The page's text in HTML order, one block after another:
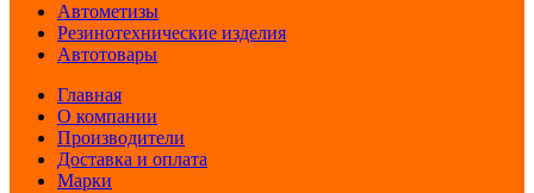
Автометизы
Резинотехнические изделия
Автотовары
Главная
О компании
Производители
Доставка и оплата
Марки